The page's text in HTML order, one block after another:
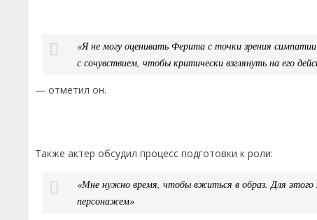
«Я не могу оценивать Ферита с точки зрения
с сочувствием, чтобы критически взглянуть на его
— отметил он.
Также актер обсудил процесс подготовки к роли:
«Мне нужно время, чтобы вжиться в образ. Для
персонажем»